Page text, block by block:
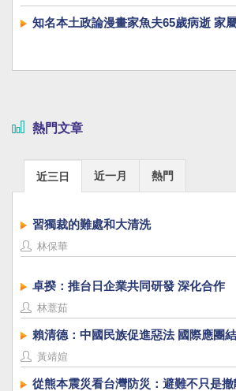
知名本土政論漫畫家魚夫65歲病逝 家
熱門文章
近三日 近一月 熱門
習獨裁的難處和大清洗
林保華
卓揆：推台日企業共同研發 深化合作
林薏茹
賴清德：中國民族促進惡法 國際應團
黃靖媗
從熊本震災看台灣防災：避難不只是